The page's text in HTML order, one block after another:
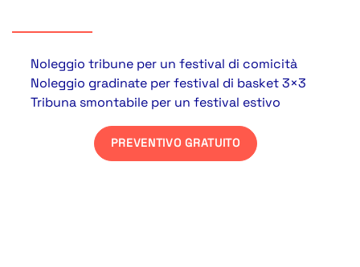
Noleggio tribune per un festival di comicità
Noleggio gradinate per festival di basket 3×3
Tribuna smontabile per un festival estivo
PREVENTIVO GRATUITO